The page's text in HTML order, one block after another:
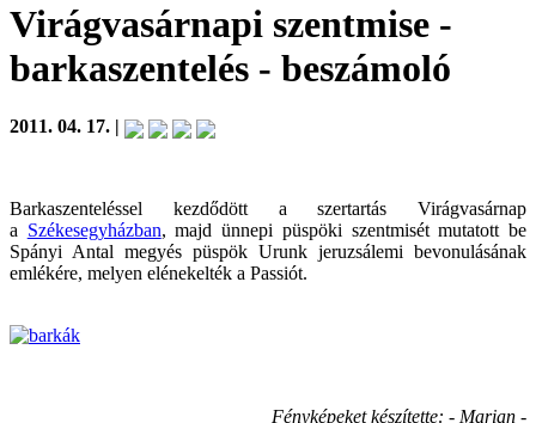
Virágvasárnapi szentmise -
barkaszentelés - beszámoló
2011. 04. 17. |
Barkaszenteléssel kezdődött a szertartás Virágvasárnap
a Székesegyházban, majd ünnepi püspöki szentmisét mutatott be
Spányi Antal megyés püspök Urunk jeruzsálemi bevonulásának
emlékére, melyen elénekelték a Passiót.
Fényképeket készítette: - Marian -